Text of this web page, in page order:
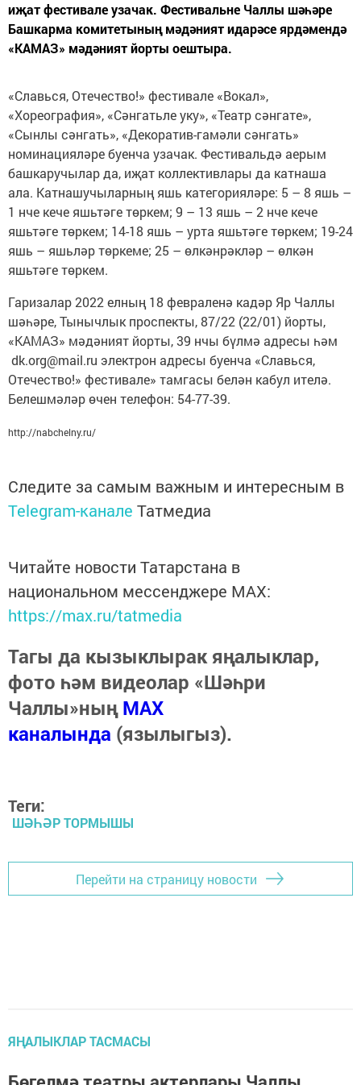
иҗат фестивале узачак. Фестивальне Чаллы шәһәре
Башкарма комитетының мәдәният идарәсе ярдәмендә
«КАМАЗ» мәдәният йорты оештыра.
«Славься, Отечество!» фестивале «Вокал»,
«Хореография», «Сәнгатьле уку», «Театр сәнгате»,
«Сынлы сәнгать», «Декоратив-гамәли сәнгать»
номинацияләре буенча узачак. Фестивальдә аерым
башкаручылар да, иҗат коллективлары да катнаша
ала. Катнашучыларның яшь категорияләре: 5 – 8 яшь –
1 нче кече яшьтәге төркем; 9 – 13 яшь – 2 нче кече
яшьтәге төркем; 14-18 яшь – урта яшьтәге төркем; 19-24
яшь – яшьләр төркеме; 25 – өлкәнрәкләр – өлкән
яшьтәге төркем.
Гаризалар 2022 елның 18 февраленә кадәр Яр Чаллы
шәһәре, Тынычлык проспекты, 87/22 (22/01) йорты,
«КАМАЗ» мәдәният йорты, 39 нчы бүлмә адресы һәм
dk.org@mail.ru электрон адресы буенча «Славься,
Отечество!» фестивале» тамгасы белән кабул ителә.
Белешмәләр өчен телефон: 54-77-39.
http://nabchelny.ru/
Следите за самым важным и интересным в
Telegram-канале Татмедиа
Читайте новости Татарстана в
национальном мессенджере MАХ:
https://max.ru/tatmedia
Тагы да кызыклырак яңалыклар,
фото һәм видеолар «Шәһри
Чаллы»ныңMAX
каналында (язылыгыз).
Теги:
ШӘҺӘР ТОРМЫШЫ
Перейти на страницу новости
ЯҢАЛЫКЛАР ТАСМАСЫ